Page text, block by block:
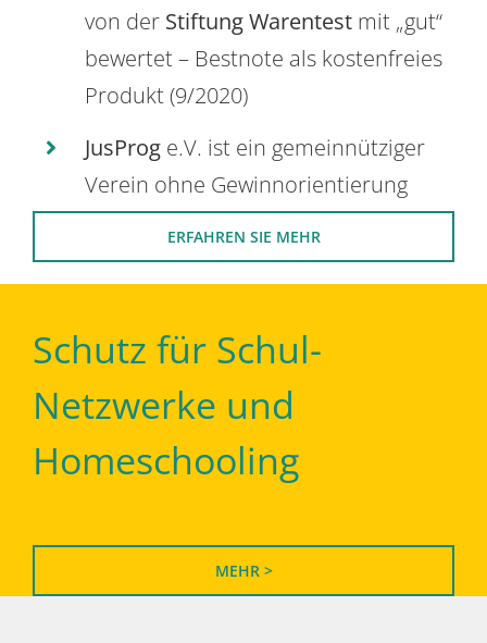
von der Stiftung Warentest mit „gut“
bewertet – Bestnote als kostenfreies
Produkt (9/2020)
JusProg e.V. ist ein gemeinnütziger
Verein ohne Gewinnorientierung
ERFAHREN SIE MEHR
Schutz für Schul-
Netzwerke und
Homeschooling
MEHR >